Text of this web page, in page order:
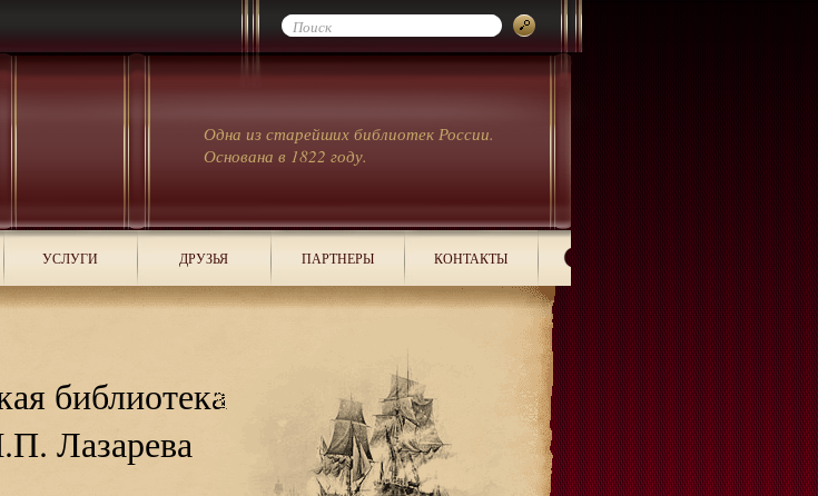
Одна из старейших библиотек России.
Основана в 1822 году.
УСЛУГИ ДРУЗЬЯ ПАРТНЕРЫ КОНТАКТЫ
библиотека
Лазарева